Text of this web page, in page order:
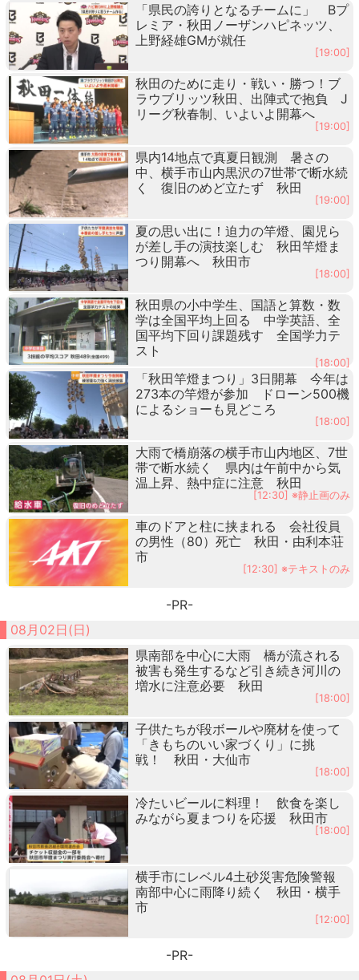
「県民の誇りとなるチームに」 Bプ
レミア・秋田ノーザンハピネッツ、
上野経雄GMが就任
[19:00]
秋田のために走り・戦い・勝つ！ブ
ラウブリッツ秋田、出陣式で抱負 J
リーグ秋春制、いよいよ開幕へ
[19:00]
県内14地点で真夏日観測 暑さの
中、横手市山内黒沢の7世帯で断水続
く 復旧のめど立たず 秋田
[19:00]
夏の思い出に！迫力の竿燈、園児ら
が差し手の演技楽しむ 秋田竿燈ま
つり開幕へ 秋田市
[18:00]
秋田県の小中学生、国語と算数・数
学は全国平均上回る 中学英語、全
国平均下回り課題残す 全国学力テ
スト
[18:00]
「秋田竿燈まつり」3日開幕 今年は
273本の竿燈が参加 ドローン500機
によるショーも見どころ
[18:00]
大雨で橋崩落の横手市山内地区、7世
帯で断水続く 県内は午前中から気
温上昇、熱中症に注意 秋田
[12:30] ※静止画のみ
車のドアと柱に挟まれる 会社役員
の男性（80）死亡 秋田・由利本荘
市
[12:30] ※テキストのみ
-PR-
08月02日(日)
県南部を中心に大雨 橋が流される
被害も発生するなど引き続き河川の
増水に注意必要 秋田
[18:00]
子供たちが段ボールや廃材を使って
「きもちのいい家づくり」に挑
戦！ 秋田・大仙市
[18:00]
冷たいビールに料理！ 飲食を楽し
みながら夏まつりを応援 秋田市
[18:00]
横手市にレベル4土砂災害危険警報
南部中心に雨降り続く 秋田・横手
市
[12:00]
-PR-